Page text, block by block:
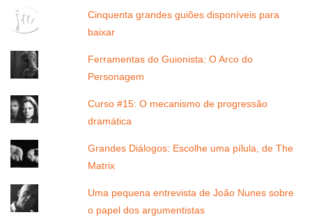
Cinquenta grandes guiões disponíveis para
baixar
Ferramentas do Guionista: O Arco do
Personagem
Curso #15: O mecanismo de progressão
dramática
Grandes Diálogos: Escolhe uma pílula, de The
Matrix
Uma pequena entrevista de João Nunes sobre
o papel dos argumentistas